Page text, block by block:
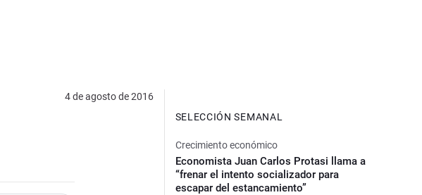
4 de agosto de 2016
SELECCIÓN SEMANAL
Crecimiento económico
Economista Juan Carlos Protasi llama a
“frenar el intento socializador para
escapar del estancamiento”